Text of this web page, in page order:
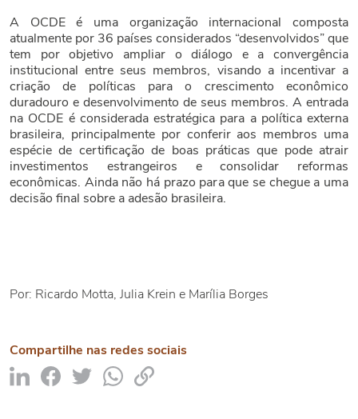
A OCDE é uma organização internacional composta
atualmente por 36 países considerados “desenvolvidos” que
tem por objetivo ampliar o diálogo e a convergência
institucional entre seus membros, visando a incentivar a
criação de políticas para o crescimento econômico
duradouro e desenvolvimento de seus membros. A entrada
na OCDE é considerada estratégica para a política externa
brasileira, principalmente por conferir aos membros uma
espécie de certificação de boas práticas que pode atrair
investimentos estrangeiros e consolidar reformas
econômicas. Ainda não há prazo para que se chegue a uma
decisão final sobre a adesão brasileira.
Por: Ricardo Motta, Julia Krein e Marília Borges
Compartilhe nas redes sociais